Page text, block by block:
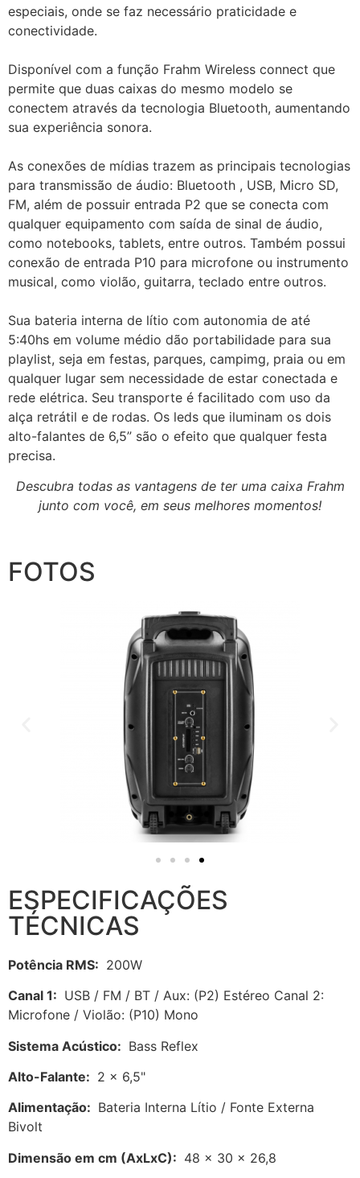
especiais, onde se faz necessário praticidade e
conectividade.
Disponível com a função Frahm Wireless connect que
permite que duas caixas do mesmo modelo se
conectem através da tecnologia Bluetooth, aumentando
sua experiência sonora.
As conexões de mídias trazem as principais tecnologias
para transmissão de áudio: Bluetooth , USB, Micro SD,
FM, além de possuir entrada P2 que se conecta com
qualquer equipamento com saída de sinal de áudio,
como notebooks, tablets, entre outros. Também possui
conexão de entrada P10 para microfone ou instrumento
musical, como violão, guitarra, teclado entre outros.
Sua bateria interna de lítio com autonomia de até
5:40hs em volume médio dão portabilidade para sua
playlist, seja em festas, parques, campimg, praia ou em
qualquer lugar sem necessidade de estar conectada e
rede elétrica. Seu transporte é facilitado com uso da
alça retrátil e de rodas. Os leds que iluminam os dois
alto-falantes de 6,5” são o efeito que qualquer festa
precisa.
Descubra todas as vantagens de ter uma caixa Frahm
junto com você, em seus melhores momentos!
FOTOS
ESPECIFICAÇÕES
TÉCNICAS
Potência RMS: 200W
Canal 1: USB / FM / BT / Aux: (P2) Estéreo Canal 2:
Microfone / Violão: (P10) Mono
Sistema Acústico: Bass Reflex
Alto-Falante: 2 x 6,5"
Alimentação: Bateria Interna Lítio / Fonte Externa
Bivolt
Dimensão em cm (AxLxC): 48 x 30 x 26,8